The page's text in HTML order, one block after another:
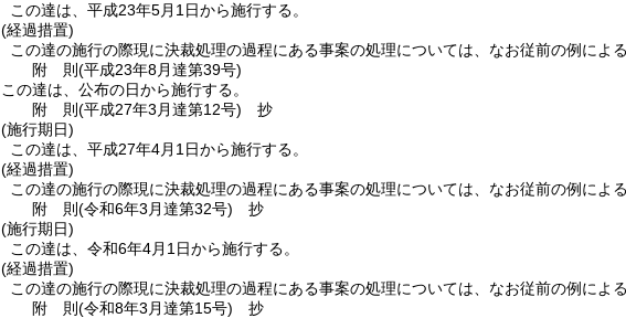
この達は、平成23年5月1日から施行する。
(経過措置)
この達の施行の際現に決裁処理の過程にある事案の処理については、なお従前の例による
附 則(平成23年8月達第39号)
この達は、公布の日から施行する。
附 則(平成27年3月達第12号) 抄
(施行期日)
この達は、平成27年4月1日から施行する。
(経過措置)
この達の施行の際現に決裁処理の過程にある事案の処理については、なお従前の例による
附 則(令和6年3月達第32号) 抄
(施行期日)
この達は、令和6年4月1日から施行する。
(経過措置)
この達の施行の際現に決裁処理の過程にある事案の処理については、なお従前の例による
附 則(令和8年3月達第15号) 抄